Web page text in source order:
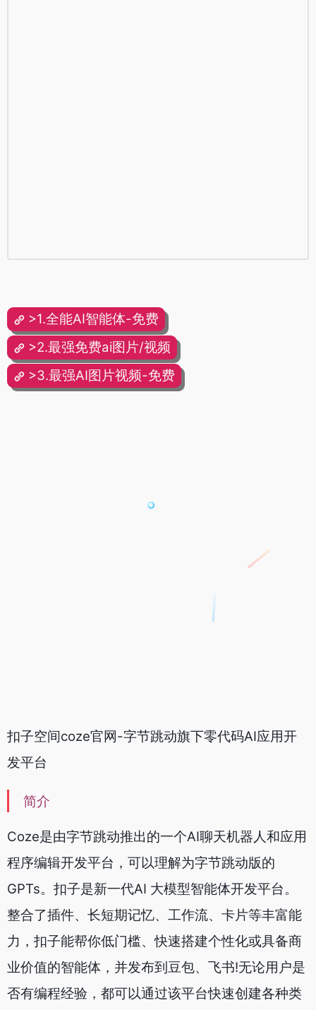
>1.全能AI智能体-免费
>2.最强免费ai图片/视频
>3.最强AI图片视频-免费
扣子空间coze官网-字节跳动旗下零代码AI应用开
发平台
简介
Coze是由字节跳动推出的一个AI聊天机器人和应用
程序编辑开发平台，可以理解为字节跳动版的
GPTs。扣子是新一代AI 大模型智能体开发平台。
整合了插件、长短期记忆、工作流、卡片等丰富能
力，扣子能帮你低门槛、快速搭建个性化或具备商
业价值的智能体，并发布到豆包、飞书!无论用户是
否有编程经验，都可以通过该平台快速创建各种类